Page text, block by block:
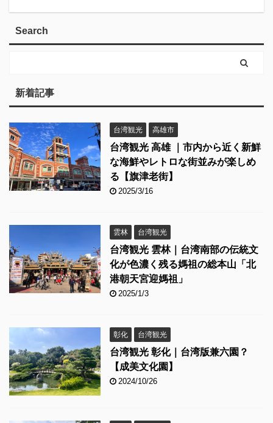
Search
新着記事
台湾観光 高雄市
台湾観光 高雄 ｜市内から近く新鮮
な海鮮やレトロな街並みが楽しめ
る【旗津老街】
2025/3/16
雲林 台湾観光
台湾観光 雲林｜台湾南部の伝統文
化が色濃く残る媽祖の総本山「北
港朝天宮迎媽祖」
2025/1/3
彰化 台湾観光
台湾観光 彰化｜台湾版兼六園？
【成美文化園】
2024/10/26